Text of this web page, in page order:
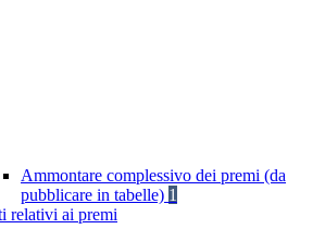
Ammontare complessivo dei premi (da
pubblicare in tabelle) 1
relativi ai premi